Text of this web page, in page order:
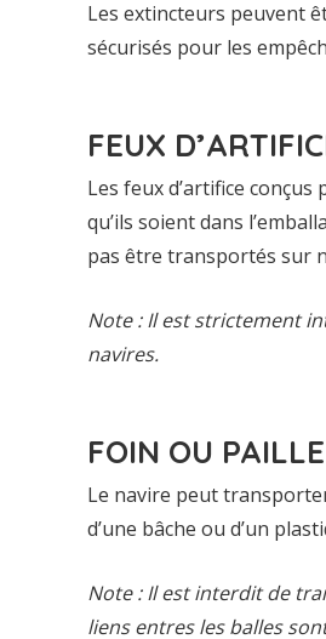
Les extincteurs peuvent
sécurisés pour les
FEUX
Les feux d’artifice
qu’ils soient dans
pas être transportés sur
Note : Il est strictement
navires.
FOIN OU
Le navire peut
d’une bâche ou d’un
Note : Il est interdit de
liens entres les balles